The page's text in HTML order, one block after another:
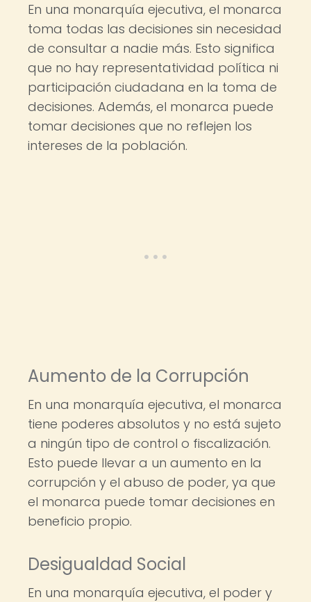
En una monarquía ejecutiva, el monarca
toma todas las decisiones sin necesidad
de consultar a nadie más. Esto significa
que no hay representatividad política ni
participación ciudadana en la toma de
decisiones. Además, el monarca puede
tomar decisiones que no reflejen los
intereses de la población.
Aumento de la Corrupción
En una monarquía ejecutiva, el monarca
tiene poderes absolutos y no está sujeto
a ningún tipo de control o fiscalización.
Esto puede llevar a un aumento en la
corrupción y el abuso de poder, ya que
el monarca puede tomar decisiones en
beneficio propio.
Desigualdad Social
En una monarquía ejecutiva, el poder y